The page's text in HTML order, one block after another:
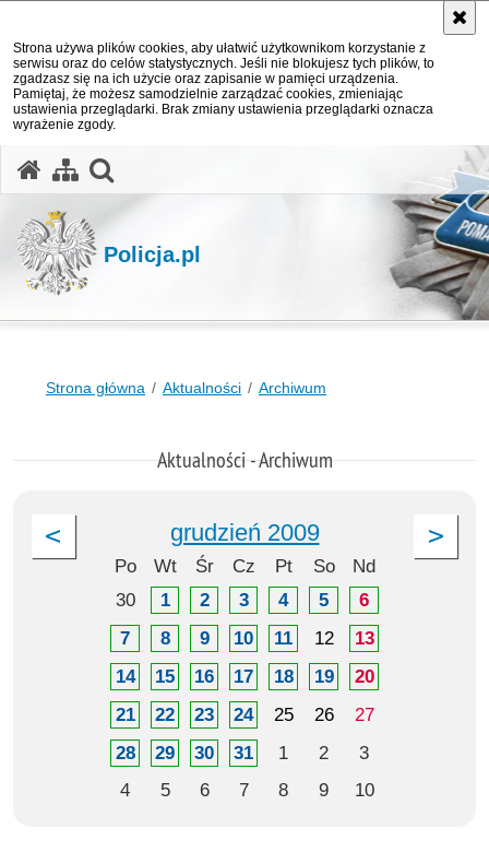
Strona używa plików cookies, aby ułatwić użytkownikom korzystanie z
serwisu oraz do celów statystycznych. Jeśli nie blokujesz tych plików, to
zgadzasz się na ich użycie oraz zapisanie w pamięci urządzenia.
Pamiętaj, że możesz samodzielnie zarządzać cookies, zmieniając
ustawienia przeglądarki. Brak zmiany ustawienia przeglądarki oznacza
wyrażenie zgody.
Policja.pl
Strona główna Aktualności Archiwum
Aktualności - Archiwum
grudzień 2009
Po Wt Śr Cz Pt So
Nd
30
1 2 3 4 5
6
7
8 9 10 11 12
13
14
15 16 17 18 19
20
21
22 23 24 25 26
27
28
29 30 31 1 2
3
4
5 6 7 8 9 10